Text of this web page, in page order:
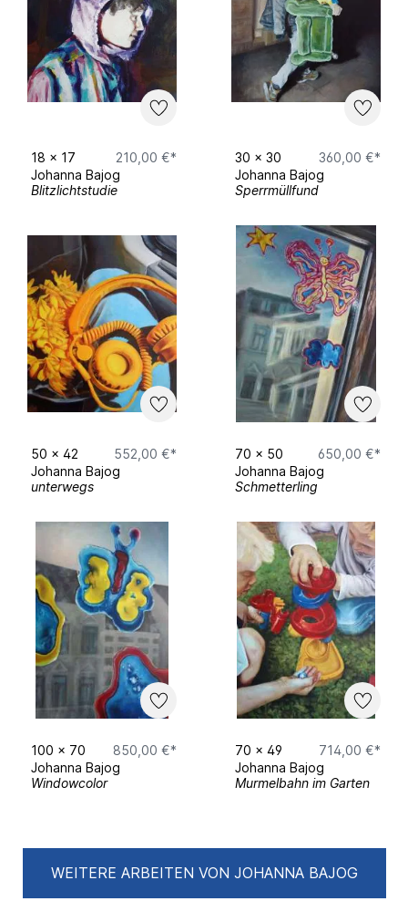
18 x 17
210,00 €*
Johanna Bajog
Blitzlichtstudie
30 x 30
360,00 €*
Johanna Bajog
Sperrmüllfund
50 x 42
552,00 €*
Johanna Bajog
unterwegs
70 x 50
650,00 €*
Johanna Bajog
Schmetterling
100 x 70
850,00 €*
Johanna Bajog
Windowcolor
70 x 49
714,00 €*
Johanna Bajog
Murmelbahn im Garten
WEITERE ARBEITEN VON JOHANNA BAJOG